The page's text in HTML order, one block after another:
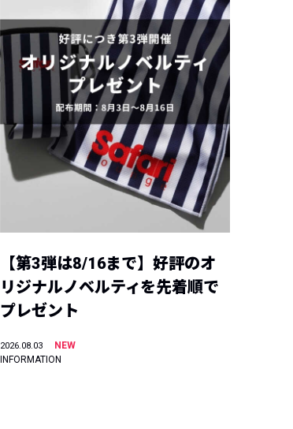
【第3弾は8/16まで】好評のオ
リジナルノベルティを先着順で
プレゼント
2026.08.03
NEW
INFORMATION